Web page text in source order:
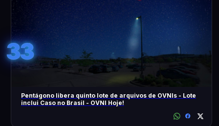
33
Pentágono libera quinto lote de arquivos de OVNIs - Lote
inclui Caso no Brasil - OVNI Hoje!